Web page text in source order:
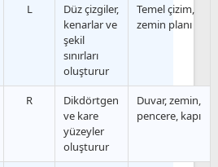
L
Düz çizgiler,
kenarlar ve
şekil
sınırları
oluşturur
Temel çizim,
zemin planı
R
Dikdörtgen
ve kare
yüzeyler
oluşturur
Duvar, zemin,
pencere, kapı